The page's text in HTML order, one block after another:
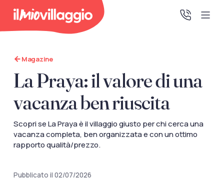
Home
Promo Speciali
Destinazioni
Magazine
La Praya: il valore di una
vacanza ben riuscita
Scopri se La Praya è il villaggio giusto per chi cerca una
vacanza completa, ben organizzata e con un ottimo
rapporto qualità/prezzo.
Pubblicato il 02/07/2026